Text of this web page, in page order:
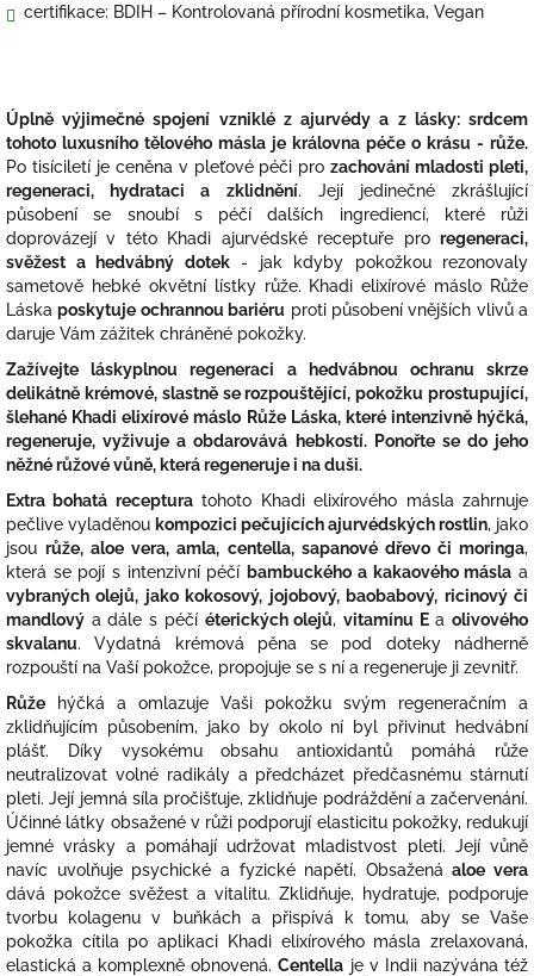
certifikace: BDIH – Kontrolovaná přírodní kosmetika, Vegan
Úplně výjimečné spojení vzniklé z ajurvédy a z lásky: srdcem
tohoto luxusního tělového másla je královna péče o krásu - růže.
Po tisíciletí je ceněna v pleťové péči prozachování mladosti pleti,
regeneraci, hydrataci a zklidnění. Její jedinečné zkrášlující
působení se snoubí s péčí dalších ingrediencí, které růži
doprovázejí v této Khadi ajurvédské receptuře pro regeneraci,
svěžest a hedvábný dotek- jak kdyby pokožkou rezonovaly
sametově hebké okvětní lístky růže. Khadi elixírové máslo Růže
Láskaposkytuje ochrannou bariéru proti působení vnějších vlivů a
daruje Vám zážitek chráněné pokožky.
Zažívejte láskyplnou regeneraci a hedvábnou ochranu skrze
delikátně krémové, slastně se rozpouštějící, pokožku prostupující,
šlehané Khadi elixírové máslo Růže Láska, které intenzivně hýčká,
regeneruje, vyživuje a obdarovává hebkostí. Ponořte se do jeho
něžné růžové vůně, která regeneruje i na duši.
Extra bohatá recepturatohoto Khadi elixírového másla zahrnuje
pečlive vyladěnou kompozici pečujících ajurvédských rostlin, jako
jsourůže, aloe vera, amla, centella, sapanové dřevo či moringa,
která se pojí s intenzivní péčí bambuckého a kakaového másla a
vybraných olejů, jako kokosový, jojobový, baobabový, ricinový či
mandlový a dále s péčí éterických olejů, vitamínu Eaolivového
skvalanu. Vydatná krémová pěna se pod doteky nádherně
rozpouští na Vaší pokožce, propojuje se s ní a regeneruje ji zevnitř.
Růže hýčká a omlazuje Vaši pokožku svým regeneračním a
zklidňujícím působením, jako by okolo ní byl přivinut hedvábní
plášť. Díky vysokému obsahu antioxidantů pomáhá růže
neutralizovat volné radikály a předcházet předčasnému stárnutí
pleti. Její jemná síla pročišťuje, zklidňuje podráždění a začervenání.
Účinné látky obsažené v růži podporují elasticitu pokožky, redukují
jemné vrásky a pomáhají udržovat mladistvost pleti. Její vůně
navíc uvolňuje psychické a fyzické napětí. Obsaženáaloe vera
dává pokožce svěžest a vitalitu. Zklidňuje, hydratuje, podporuje
tvorbu kolagenu v buňkách a přispívá k tomu, aby se Vaše
pokožka cítila po aplikaci Khadi elixírového másla zrelaxovaná,
elastická a komplexně obnovená.Centella je v Indii nazývána též